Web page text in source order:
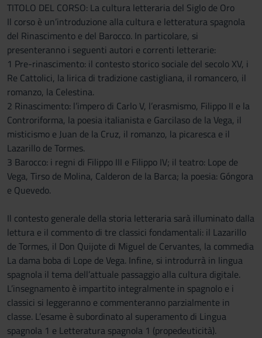
TITOLO DEL CORSO: La cultura letteraria del Siglo de Oro
Il corso è un’introduzione alla cultura e letteratura spagnola
del Rinascimento e del Barocco. In particolare, si
presenteranno i seguenti autori e correnti letterarie:
1 Pre-rinascimento: il contesto storico sociale del secolo XV, i
Re Cattolici, la lirica di tradizione castigliana, il romancero, il
romanzo, la Celestina.
2 Rinascimento: l’impero di Carlo V, l’erasmismo, Filippo II e la
Controriforma, la poesia italianista e Garcilaso de la Vega, il
misticismo e Juan de la Cruz, il romanzo, la picaresca e il
Lazarillo de Tormes.
3 Barocco: i regni di Filippo III e Filippo IV; il teatro: Lope de
Vega, Tirso de Molina, Calderon de la Barca; la poesia: Góngora
e Quevedo.
Il contesto generale della storia letteraria sarà illuminato dalla
lettura e il commento di tre classici fondamentali: il Lazarillo
de Tormes, il Don Quijote di Miguel de Cervantes, la commedia
La dama boba di Lope de Vega. Infine, si introdurrà in lingua
spagnola il tema dell’attuale passaggio alla cultura digitale.
L’insegnamento è impartito integralmente in spagnolo e i
classici si leggeranno e commenteranno parzialmente in
classe. L’esame è subordinato al superamento di Lingua
spagnola 1 e Letteratura spagnola 1 (propedeuticità).